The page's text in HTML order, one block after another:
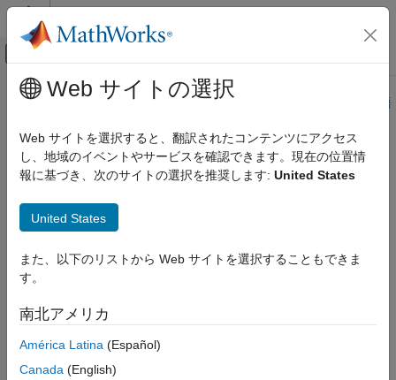
コンテンツへスキップ
オフキャンバス ナビゲーション メ
ドキュメンテーションのホーム
Aerospace Toolbox
機体運動解析
Aerospace Toolbox
軌道と姿勢を可視化する
MATLAB に基づいたアニメーション
addBody
メインコンテンツ
このページは機械翻訳を使用して翻訳されました。最新版の英語
addBody
クラス:
名前空間:Aero
アニメーションオブジェクトにボディを追加する
このページをすべて展開する
構文
Web サイトの選択
Web サイトを選択すると、翻訳されたコンテンツにアクセス
し、地域のイベントやサービスを確認できます。現在の位置情
報に基づき、次のサイトの選択を推奨します: United States
United States
また、以下のリストから Web サイトを選択することもできま
す。
南北アメリカ
América Latina (Español)
Canada (English)